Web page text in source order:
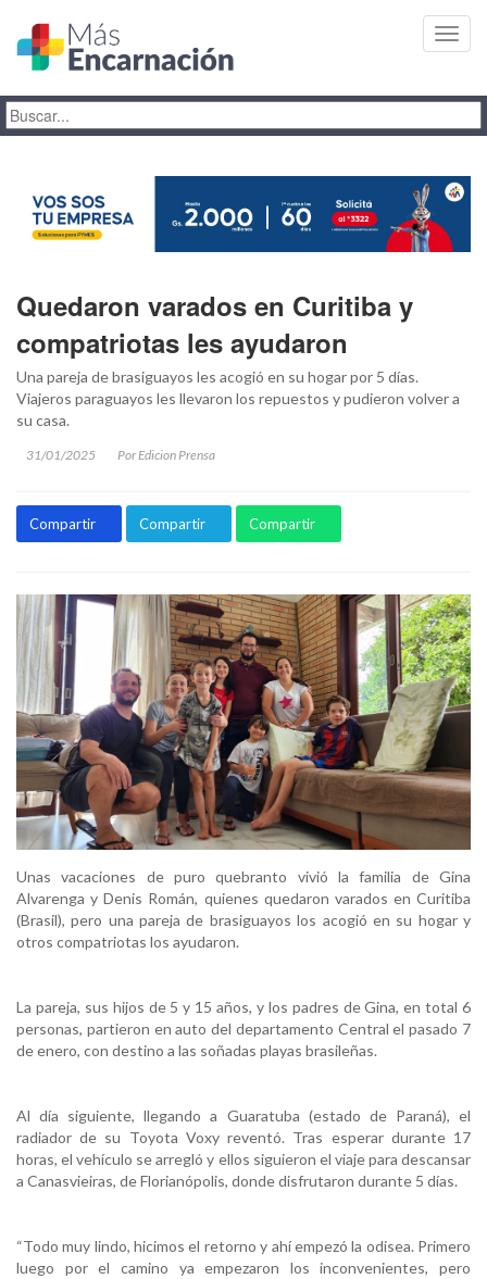
Quedaron varados en Curitiba y
compatriotas les ayudaron
Una pareja de brasiguayos les acogió en su hogar por 5 días.
Viajeros paraguayos les llevaron los repuestos y pudieron volver a
su casa.
31/01/2025 Por Edicion Prensa
Compartir Compartir Compartir
Unas vacaciones de puro quebranto vivió la familia de Gina
Alvarenga y Denis Román, quienes quedaron varados en Curitiba
(Brasil), pero una pareja de brasiguayos los acogió en su hogar y
otros compatriotas los ayudaron.
La pareja, sus hijos de 5 y 15 años, y los padres de Gina, en total 6
personas, partieron en auto del departamento Central el pasado 7
de enero, con destino a las soñadas playas brasileñas.
Al día siguiente, llegando a Guaratuba (estado de Paraná), el
radiador de su Toyota Voxy reventó. Tras esperar durante 17
horas, el vehículo se arregló y ellos siguieron el viaje para descansar
a Canasvieiras, de Florianópolis, donde disfrutaron durante 5 días.
“Todo muy lindo, hicimos el retorno y ahí empezó la odisea. Primero
luego por el camino ya empezaron los inconvenientes, pero